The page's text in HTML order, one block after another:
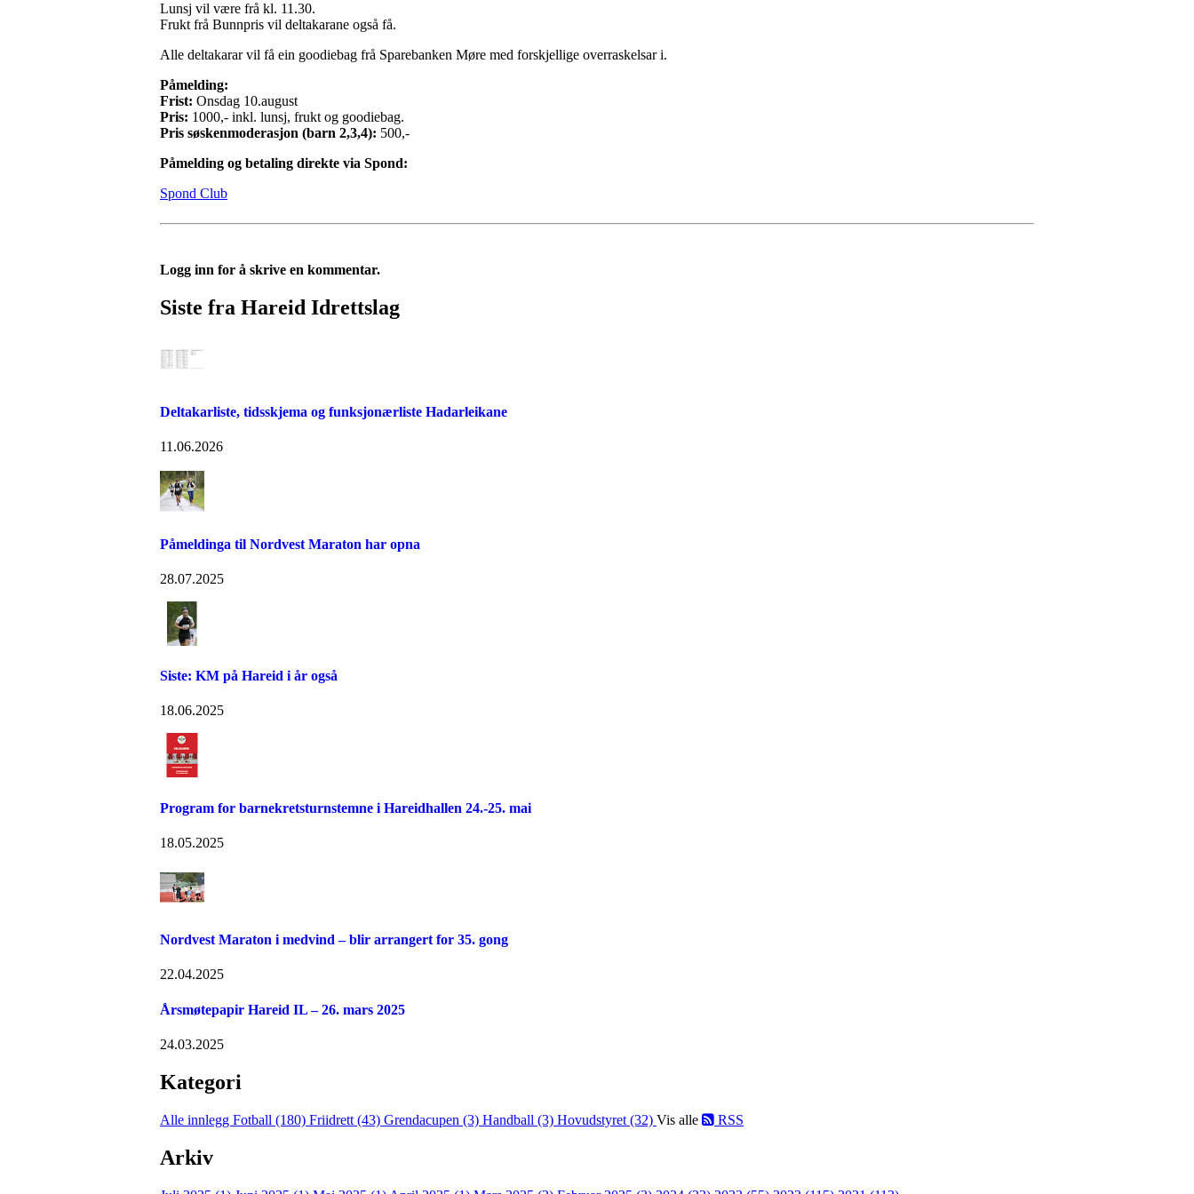
Lunsj vil være frå kl. 11.30.
Frukt frå Bunnpris vil deltakarane også få.
Alle deltakarar vil få ein goodiebag frå Sparebanken Møre med forskjellige overraskelsar i.
Påmelding:
Frist: Onsdag 10.august
Pris: 1000,- inkl. lunsj, frukt og goodiebag.
Pris søskenmoderasjon (barn 2,3,4): 500,-
Påmelding og betaling direkte via Spond:
Spond Club
Logg inn for å skrive en kommentar.
Siste fra Hareid Idrettslag
Deltakarliste, tidsskjema og funksjonærliste Hadarleikane
11.06.2026
Påmeldinga til Nordvest Maraton har opna
28.07.2025
Siste: KM på Hareid i år også
18.06.2025
Program for barnekretsturnstemne i Hareidhallen 24.-25. mai
18.05.2025
Nordvest Maraton i medvind – blir arrangert for 35. gong
22.04.2025
Årsmøtepapir Hareid IL – 26. mars 2025
24.03.2025
Kategori
Alle innlegg Fotball (180) Friidrett (43) Grendacupen (3) Handball (3) Hovudstyret (32) Vis alle RSS
Arkiv